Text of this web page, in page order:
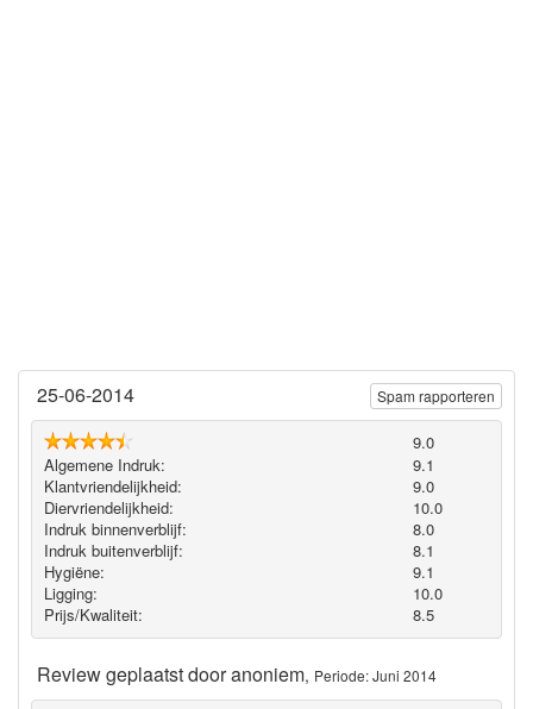
25-06-2014
9.0
Algemene Indruk:
9.1
Klantvriendelijkheid:
9.0
Diervriendelijkheid:
10.0
Indruk binnenverblijf:
8.0
Indruk buitenverblijf:
8.1
Hygiëne‎:
9.1
Ligging:
10.0
Prijs/Kwaliteit:
8.5
Review geplaatst dooranoniem, Periode: Juni 2014
Spam rapporteren